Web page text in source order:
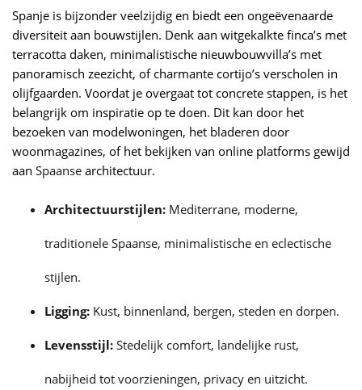
Spanje is bijzonder veelzijdig en biedt een ongeëvenaarde
diversiteit aan bouwstijlen. Denk aan witgekalkte finca’s met
terracotta daken, minimalistische nieuwbouwvilla’s met
panoramisch zeezicht, of charmante cortijo’s verscholen in
olijfgaarden. Voordat je overgaat tot concrete stappen, is het
belangrijk om inspiratie op te doen. Dit kan door het
bezoeken van modelwoningen, het bladeren door
woonmagazines, of het bekijken van online platforms gewijd
aan Spaanse architectuur.
Architectuurstijlen: Mediterrane, moderne,
traditionele Spaanse, minimalistische en eclectische
stijlen.
Ligging: Kust, binnenland, bergen, steden en dorpen.
Levensstijl: Stedelijk comfort, landelijke rust,
nabijheid tot voorzieningen, privacy en uitzicht.